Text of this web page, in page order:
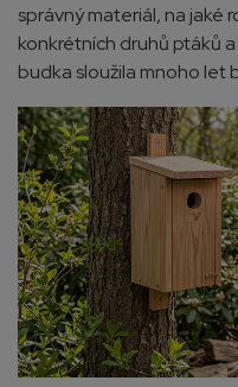
správný materiál, na jaké
konkrétních druhů ptáků
budka sloužila mnoho let